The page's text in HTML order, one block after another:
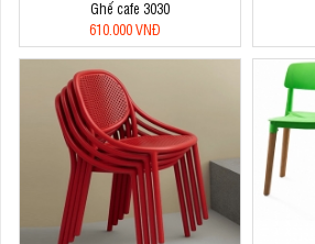
Ghế cafe 3030
610.000 VNĐ